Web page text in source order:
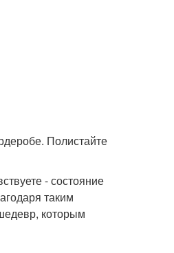
Полистайте
- состояние
таким
которым